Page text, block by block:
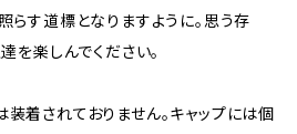
らす道標となりますように。思う存
を楽しんでください。
着されておりません。キャップには個